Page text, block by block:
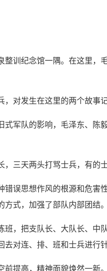
训纪念馆一隅。在这里，
，对发生在这里的两个故
军队的影响，毛泽东、陈
三天两头打骂士兵，有的
误思想作风的根源和危害
式，加强了部队内部团结。
，把支队长、大队长、中
对连、排、班和士兵进行针
提高，精神面貌焕然一新